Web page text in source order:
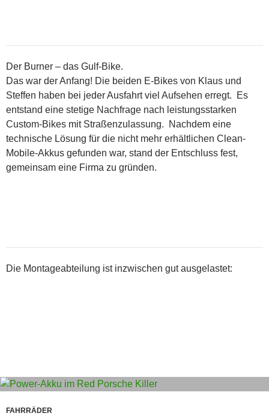
Der Burner – das Gulf-Bike.
Das war der Anfang! Die beiden E-Bikes von Klaus und
Steffen haben bei jeder Ausfahrt viel Aufsehen erregt. Es
entstand eine stetige Nachfrage nach leistungsstarken
Custom-Bikes mit Straßenzulassung. Nachdem eine
technische Lösung für die nicht mehr erhältlichen Clean-
Mobile-Akkus gefunden war, stand der Entschluss fest,
gemeinsam eine Firma zu gründen.
Die Montageabteilung ist inzwischen gut ausgelastet:
FAHRRÄDER